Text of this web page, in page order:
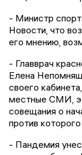
- Министр
Новости, что
его мнению,
- Главврач
Елена
своего
местные СМИ,
совещания о
против
- Пандемия